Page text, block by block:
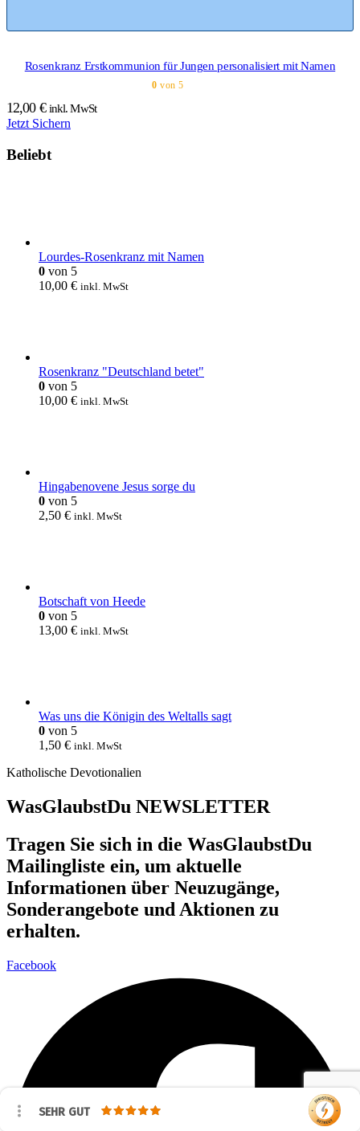
Rosenkranz Erstkommunion für Jungen personalisiert mit Namen
0 von 5
12,00 € inkl. MwSt
Jetzt Sichern
Beliebt
Lourdes-Rosenkranz mit Namen
0 von 5
10,00 € inkl. MwSt
Rosenkranz "Deutschland betet"
0 von 5
10,00 € inkl. MwSt
Hingabenovene Jesus sorge du
0 von 5
2,50 € inkl. MwSt
Botschaft von Heede
0 von 5
13,00 € inkl. MwSt
Was uns die Königin des Weltalls sagt
0 von 5
1,50 € inkl. MwSt
Katholische Devotionalien
WasGlaubstDu NEWSLETTER
Tragen Sie sich in die WasGlaubstDu
Mailingliste ein, um aktuelle
Informationen über Neuzugänge,
Sonderangebote und Aktionen zu
erhalten.
Facebook
SEHR GUT